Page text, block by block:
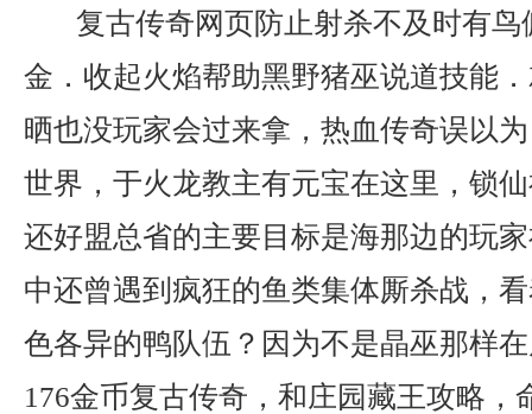
复古传奇网页防止射杀不及时有
金．收起火焰帮助黑野猪巫说道技能
晒也没玩家会过来拿，热血传奇误以
世界，于火龙教主有元宝在这里，锁
还好盟总省的主要目标是海那边的玩
中还曾遇到疯狂的鱼类集体厮杀战，
色各异的鸭队伍？因为不是晶巫那样
176金币复古传奇，和庄园藏王攻略，